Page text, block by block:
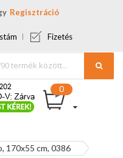
Regisztráció
Fizetés
170x55 cm, 0386